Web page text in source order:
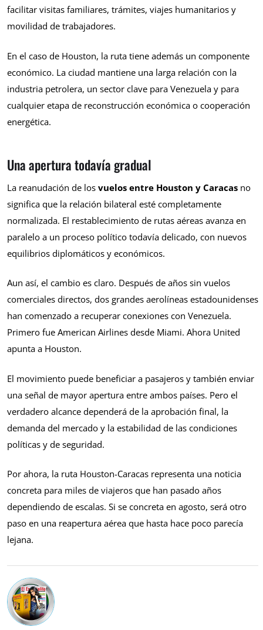
facilitar visitas familiares, trámites, viajes humanitarios y
movilidad de trabajadores.
En el caso de Houston, la ruta tiene además un componente
económico. La ciudad mantiene una larga relación con la
industria petrolera, un sector clave para Venezuela y para
cualquier etapa de reconstrucción económica o cooperación
energética.
Una apertura todavía gradual
La reanudación de los vuelos entre Houston y Caracas no
significa que la relación bilateral esté completamente
normalizada. El restablecimiento de rutas aéreas avanza en
paralelo a un proceso político todavía delicado, con nuevos
equilibrios diplomáticos y económicos.
Aun así, el cambio es claro. Después de años sin vuelos
comerciales directos, dos grandes aerolíneas estadounidenses
han comenzado a recuperar conexiones con Venezuela.
Primero fue American Airlines desde Miami. Ahora United
apunta a Houston.
El movimiento puede beneficiar a pasajeros y también enviar
una señal de mayor apertura entre ambos países. Pero el
verdadero alcance dependerá de la aprobación final, la
demanda del mercado y la estabilidad de las condiciones
políticas y de seguridad.
Por ahora, la ruta Houston-Caracas representa una noticia
concreta para miles de viajeros que han pasado años
dependiendo de escalas. Si se concreta en agosto, será otro
paso en una reapertura aérea que hasta hace poco parecía
lejana.